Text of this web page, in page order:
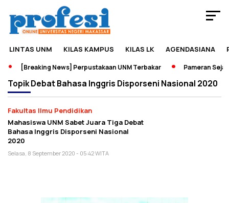
LINTAS UNM KILAS KAMPUS KILAS LK AGENDASIANA
[Breaking News] Perpustakaan UNM Terbakar Pameran
TopikDebat Bahasa Inggris Disporseni Nasional 2020
Fakultas Ilmu Pendidikan
Mahasiswa UNM Sabet Juara Tiga Debat
Bahasa Inggris Disporseni Nasional
2020
Selasa, 8 September 2020 - 05:42 WITA